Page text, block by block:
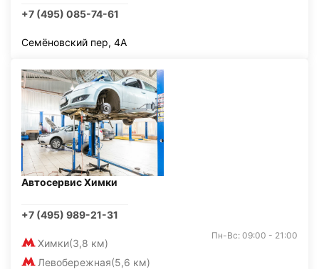
+7 (495) 085-74-61
Семёновский пер, 4А
Автосервис Химки
+7 (495) 989-21-31
Химки(3,8 км)
Левобережная(5,6 км)
Пн-Вс: 09:00 - 21:00